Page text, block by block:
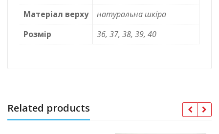
Матеріал верху
натуральна шкіра
Розмір
36, 37, 38, 39, 40
Related products